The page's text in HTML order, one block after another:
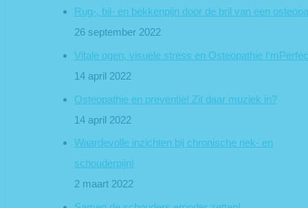
Rug-, bil- en bekkenpijn door de bril van een
26 september 2022
Vitale ogen, visuele stress en Osteopathie
14 april 2022
Osteopathie en preventie! Zit daar muziek in?
14 april 2022
Waardevolle inzichten bij chronische nek- en
schouderpijn!
2 maart 2022